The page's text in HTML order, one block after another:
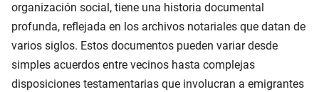
organización social, tiene una historia documental
profunda, reflejada en los archivos notariales que datan de
varios siglos. Estos documentos pueden variar desde
simples acuerdos entre vecinos hasta complejas
disposiciones testamentarias que involucran a emigrantes